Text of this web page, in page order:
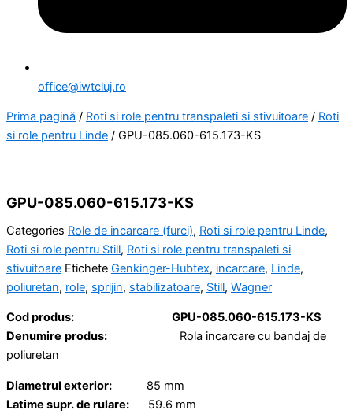
office@iwtcluj.ro
Prima pagină / Roti si role pentru transpaleti si stivuitoare / Roti
si role pentru Linde / GPU-085.060-615.173-KS
GPU-085.060-615.173-KS
Categories Role de incarcare (furci), Roti si role pentru Linde,
Roti si role pentru Still, Roti si role pentru transpaleti si
stivuitoare Etichete Genkinger-Hubtex, incarcare, Linde,
poliuretan, role, sprijin, stabilizatoare, Still, Wagner
Cod produs:
GPU-085.060-615.173-KS
Denumire produs: Rola incarcare cu bandaj de
poliuretan
Diametrul exterior: 85 mm
Latime supr. de rulare: 59.6 mm